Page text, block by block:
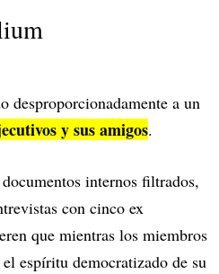
desproporcionadamente a un
y sus amigos.
internos filtrados,
con cinco ex
que mientras los miembros
espíritu democratizado de su